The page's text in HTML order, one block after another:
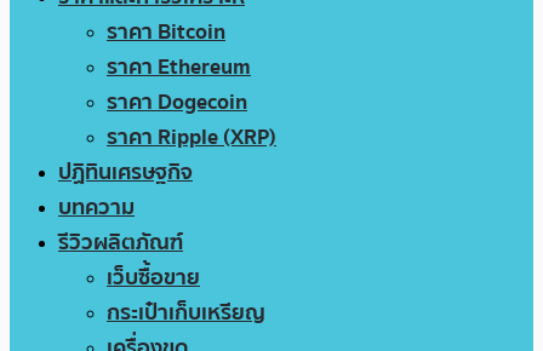
ราคา Bitcoin
ราคา Ethereum
ราคา Dogecoin
ราคา Ripple (XRP)
ปฏิทินเศรษฐกิจ
บทความ
รีวิวผลิตภัณฑ์
เว็บซื้อขาย
กระเป๋าเก็บเหรียญ